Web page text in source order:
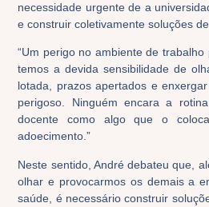
necessidade urgente de a
e construir coletivamente soluções
“Um perigo no ambiente de
temos a devida sensibilidade de
lotada, prazos apertados e
perigoso. Ninguém encara a
docente como algo que o
adoecimento.”
Neste sentido, André debateu que,
olhar e provocarmos os demais a
saúde, é necessário construir